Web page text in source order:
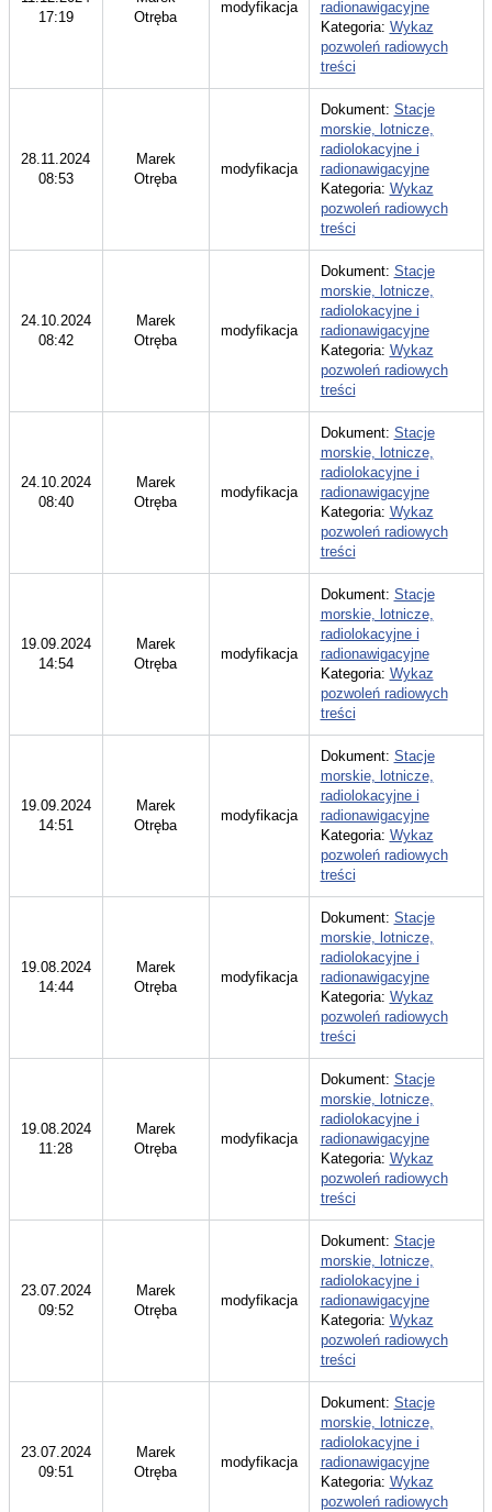
17:19
Otręba
modyfikacja
radionawigacyjne
Kategoria: Wykaz
pozwoleń radiowych
treści
28.11.2024
08:53
Marek
Otręba
modyfikacja
Dokument: Stacje
morskie, lotnicze,
radiolokacyjne i
radionawigacyjne
Kategoria: Wykaz
pozwoleń radiowych
treści
24.10.2024
08:42
Marek
Otręba
modyfikacja
Dokument: Stacje
morskie, lotnicze,
radiolokacyjne i
radionawigacyjne
Kategoria: Wykaz
pozwoleń radiowych
treści
24.10.2024
08:40
Marek
Otręba
modyfikacja
Dokument: Stacje
morskie, lotnicze,
radiolokacyjne i
radionawigacyjne
Kategoria: Wykaz
pozwoleń radiowych
treści
19.09.2024
14:54
Marek
Otręba
modyfikacja
Dokument: Stacje
morskie, lotnicze,
radiolokacyjne i
radionawigacyjne
Kategoria: Wykaz
pozwoleń radiowych
treści
19.09.2024
14:51
Marek
Otręba
modyfikacja
Dokument: Stacje
morskie, lotnicze,
radiolokacyjne i
radionawigacyjne
Kategoria: Wykaz
pozwoleń radiowych
treści
19.08.2024
14:44
Marek
Otręba
modyfikacja
Dokument: Stacje
morskie, lotnicze,
radiolokacyjne i
radionawigacyjne
Kategoria: Wykaz
pozwoleń radiowych
treści
19.08.2024
11:28
Marek
Otręba
modyfikacja
Dokument: Stacje
morskie, lotnicze,
radiolokacyjne i
radionawigacyjne
Kategoria: Wykaz
pozwoleń radiowych
treści
23.07.2024
09:52
Marek
Otręba
modyfikacja
Dokument: Stacje
morskie, lotnicze,
radiolokacyjne i
radionawigacyjne
Kategoria: Wykaz
pozwoleń radiowych
treści
23.07.2024
09:51
Marek
Otręba
modyfikacja
Dokument: Stacje
morskie, lotnicze,
radiolokacyjne i
radionawigacyjne
Kategoria: Wykaz
pozwoleń radiowych